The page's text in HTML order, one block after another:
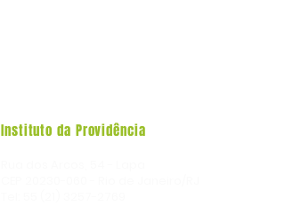
Instituto da Providência